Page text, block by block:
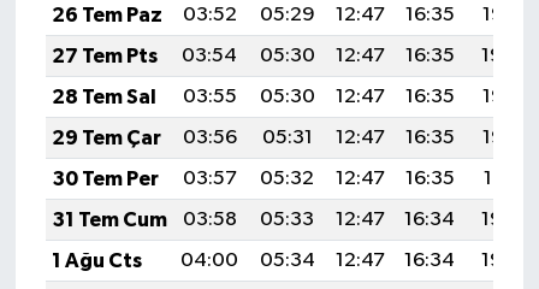
26 Tem Paz
03:52 05:29 12:47 16:35
19:55
27 Tem Pts
03:54 05:30 12:47 16:35
19:54
28 Tem Sal
03:55 05:30 12:47 16:35
19:53
29 Tem Çar
03:56 05:31 12:47 16:35
19:52
30 Tem Per
03:57 05:32 12:47 16:35
19:51
31 Tem Cum
03:58 05:33 12:47 16:34
19:50
1 Ağu Cts
04:00 05:34 12:47 16:34
19:49